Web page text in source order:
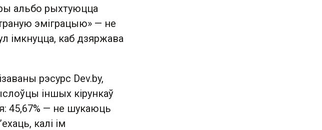
альбо рыхтуюцца
эміграцыю» — не
імкнуцца, каб дзяржава
рэсурс Dev.by,
іншых кірункаў
45,67% — не шукаюць
калі ім